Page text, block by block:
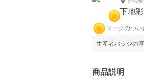
下地
マークのつ
生産者バッジの
商品説明